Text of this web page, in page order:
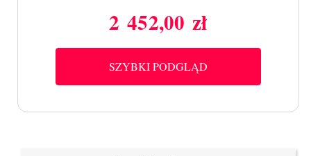
Cena
2 452,00 zł
SZYBKI PODGLĄD